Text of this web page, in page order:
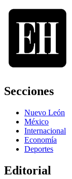
Secciones
Nuevo León
México
Internacional
Economía
Deportes
Editorial